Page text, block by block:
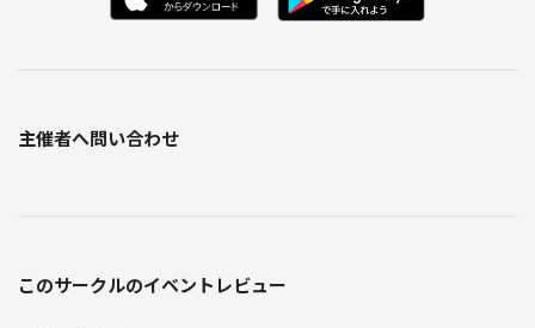
気になることあればメッセの方を送っていただけると助かります。
長くなりましたが、アニメ、漫画以外の趣味の方もよろしくお願いしま
主催者へ問い合わせ
このサークルのイベントレビュー